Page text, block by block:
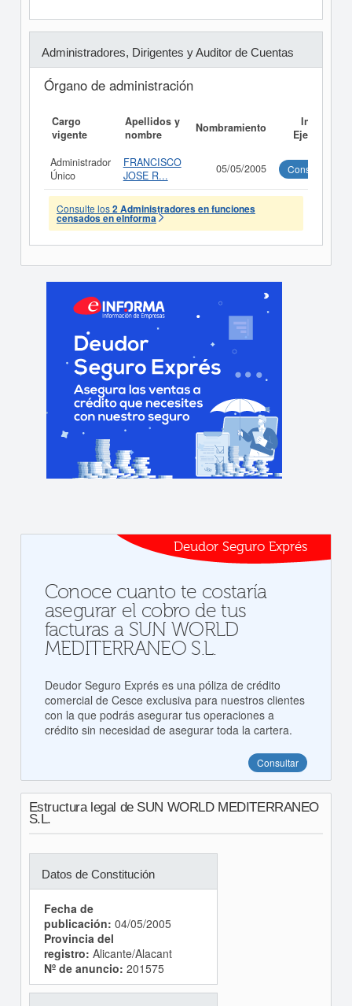
Administradores, Dirigentes y Auditor de Cuentas
Órgano de administración
Cargo
vigente
Apellidos y
nombre
Nombramiento
Informe
Ejecutivo
Administrador
Único
FRANCISCO
JOSE R...
05/05/2005 Consultar
Consulte los2 Administradores en funciones
censados en eInforma
Deudor Seguro Exprés
Conoce cuanto te costaría
asegurar el cobro de tus
facturas a SUN WORLD
MEDITERRANEO S.L.
Deudor Seguro Exprés es una póliza de crédito
comercial de Cesce exclusiva para nuestros clientes
con la que podrás asegurar tus operaciones a
crédito sin necesidad de asegurar toda la cartera.
Consultar
Estructura legal de SUN WORLD MEDITERRANEO
S.L.
Datos de Constitución
Fecha de
publicación: 04/05/2005
Provincia del
registro: Alicante/Alacant
Nº de anuncio: 201575